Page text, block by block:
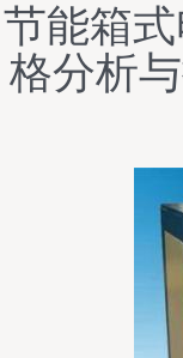
节能箱
格分析